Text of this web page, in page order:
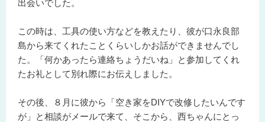
出会いでした。
この時は、工具の使い方などを教えたり、彼が口永良部
島から来てくれたことくらいしかお話ができませんでし
た。「何かあったら連絡ちょうだいね」と参加してくれ
たお礼として別れ際にお伝えしました。
その後、８月に彼から「空き家をDIYで改修したいんです
が」と相談がメールで来て、そこから、西ちゃんにとっ